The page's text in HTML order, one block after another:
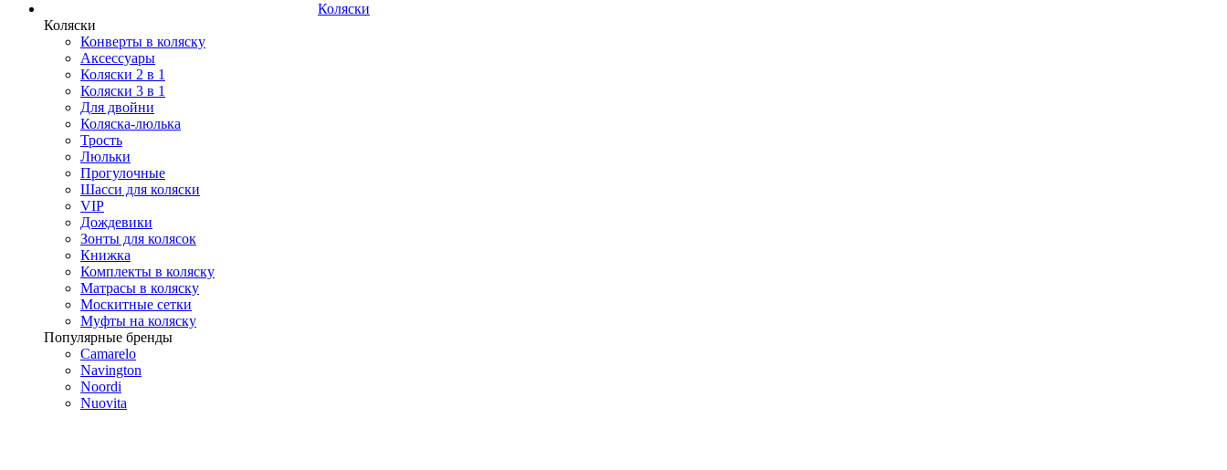
Коляски
Коляски
Конверты в коляску
Аксессуары
Коляски 2 в 1
Коляски 3 в 1
Для двойни
Коляска-люлька
Трость
Люльки
Прогулочные
Шасси для коляски
VIP
Дождевики
Зонты для колясок
Книжка
Комплекты в коляску
Матрасы в коляску
Москитные сетки
Муфты на коляску
Популярные бренды
Camarelo
Navington
Noordi
Nuovita